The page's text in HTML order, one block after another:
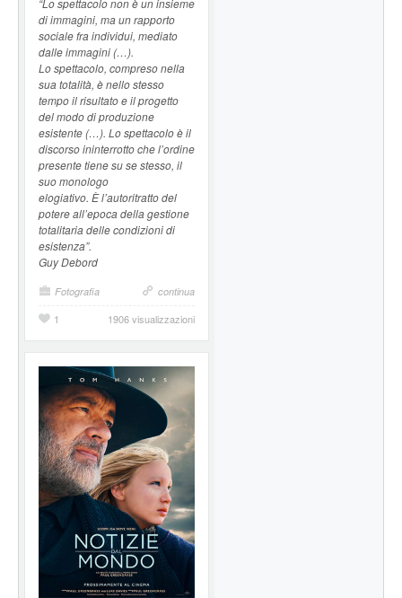
“Lo spettacolo non è un insieme
di immagini, ma un rapporto
sociale fra individui, mediato
dalle immagini (…).
Lo spettacolo, compreso nella
sua totalità, è nello stesso
tempo il risultato e il progetto
del modo di produzione
esistente (…). Lo spettacolo è il
discorso ininterrotto che l’ordine
presente tiene su se stesso, il
suo monologo
elogiativo. È l’autoritratto del
potere all’epoca della gestione
totalitaria delle condizioni di
esistenza”.
Guy Debord
Fotografia continua
1 1906 visualizzazioni